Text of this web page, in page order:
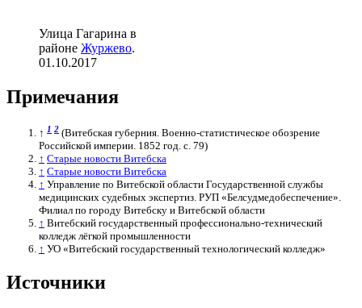
Улица Гагарина в
районе Журжево.
01.10.2017
Примечания
↑ 1 2 (Витебская губерния. Военно-статистическое обозрение
Российской империи. 1852 год. с. 79)
↑ Старые новости Витебска
↑ Старые новости Витебска
↑ Управление по Витебской области Государственной службы
медицинских судебных экспертиз. РУП «Белсудмедобеспечение».
Филиал по городу Витебску и Витебской области
↑ Витебский государственный профессионально-технический
колледж лёгкой промышленности
↑ УО «Витебский государственный технологический колледж»
Источники